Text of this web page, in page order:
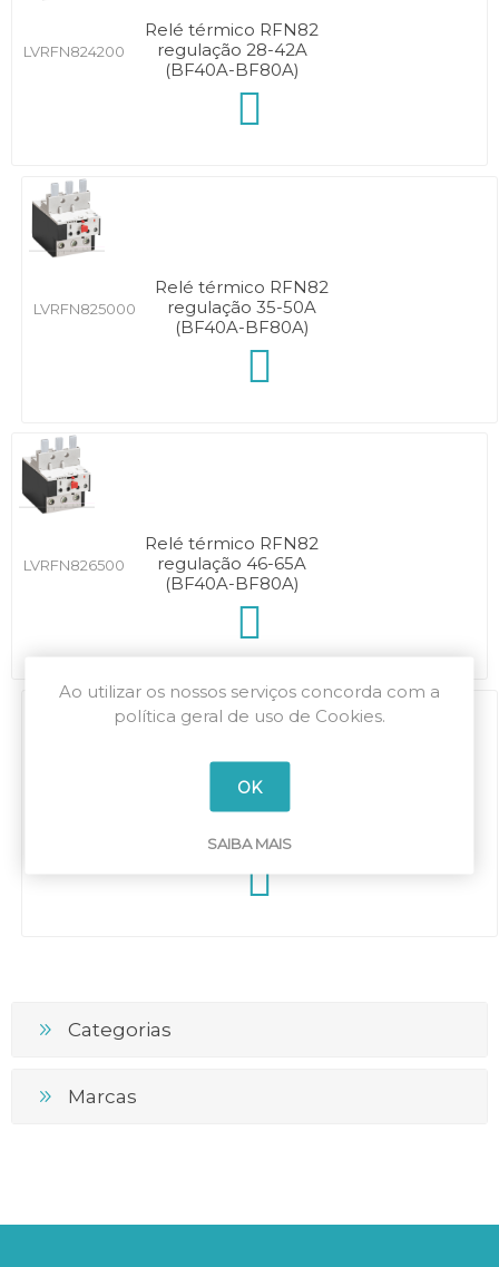
LVRFN824200
Relé térmico RFN82
regulação 28-42A
(BF40A-BF80A)
LVRFN825000
Relé térmico RFN82
regulação 35-50A
(BF40A-BF80A)
LVRFN826500
Relé térmico RFN82
regulação 46-65A
(BF40A-BF80A)
Relé térmico RFN82
(BF40A-BF80A)
Categorias
Marcas
Ao utilizar os nossos serviços concorda com a
política geral de uso de Cookies.
OK
SAIBA MAIS